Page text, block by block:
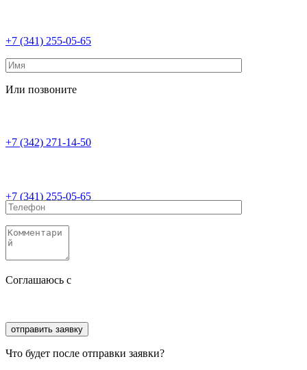
+7 (341) 255-05-65
Или позвоните
+7 (342) 271-14-50
+7 (341) 255-05-65
Соглашаюсь с
Что будет после отправки заявки?